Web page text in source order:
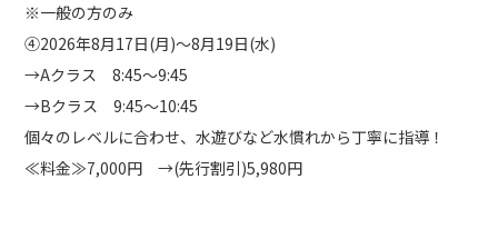
※一般の方のみ
④2026年8月17日(月)～8月19日(水)
→Aクラス 8:45～9:45
→Bクラス 9:45～10:45
個々のレベルに合わせ、水遊びなど水慣れから丁寧に指導！
≪料金≫7,000円 →(先行割引)5,980円